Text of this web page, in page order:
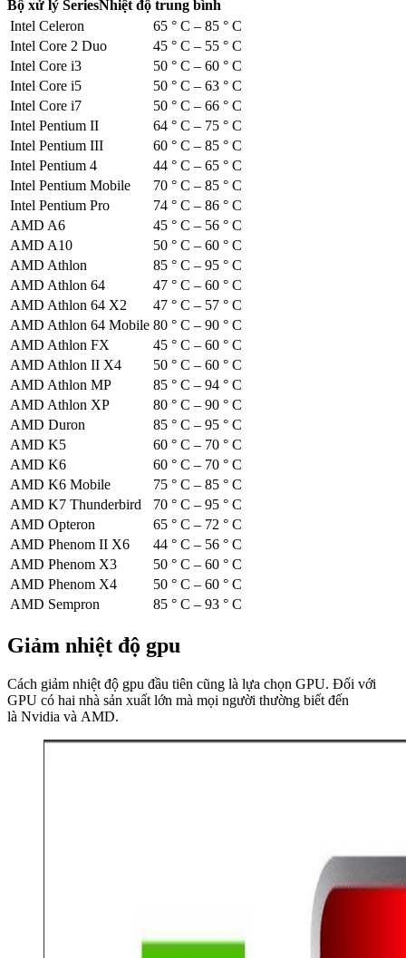
Bộ xử lý SeriesNhiệt độ trung bình
Intel Celeron
65 ° C – 85 ° C
Intel Core 2 Duo
45 ° C – 55 ° C
Intel Core i3
50 ° C – 60 ° C
Intel Core i5
50 ° C – 63 ° C
Intel Core i7
50 ° C – 66 ° C
Intel Pentium II
64 ° C – 75 ° C
Intel Pentium III
60 ° C – 85 ° C
Intel Pentium 4
44 ° C – 65 ° C
Intel Pentium Mobile
70 ° C – 85 ° C
Intel Pentium Pro
74 ° C – 86 ° C
AMD A6
45 ° C – 56 ° C
AMD A10
50 ° C – 60 ° C
AMD Athlon
85 ° C – 95 ° C
AMD Athlon 64
47 ° C – 60 ° C
AMD Athlon 64 X2
47 ° C – 57 ° C
AMD Athlon 64 Mobile 80 ° C – 90 ° C
AMD Athlon FX
45 ° C – 60 ° C
AMD Athlon II X4
50 ° C – 60 ° C
AMD Athlon MP
85 ° C – 94 ° C
AMD Athlon XP
80 ° C – 90 ° C
AMD Duron
85 ° C – 95 ° C
AMD K5
60 ° C – 70 ° C
AMD K6
60 ° C – 70 ° C
AMD K6 Mobile
75 ° C – 85 ° C
AMD K7 Thunderbird
70 ° C – 95 ° C
AMD Opteron
65 ° C – 72 ° C
AMD Phenom II X6
44 ° C – 56 ° C
AMD Phenom X3
50 ° C – 60 ° C
AMD Phenom X4
50 ° C – 60 ° C
AMD Sempron
85 ° C – 93 ° C
Giảm nhiệt độ gpu
Cách giảm nhiệt độ gpu đầu tiên cũng là lựa chọn GPU. Đối với
GPU có hai nhà sản xuất lớn mà mọi người thường biết đến
là Nvidia và AMD.